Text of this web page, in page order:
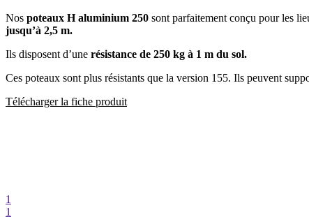
Nos poteaux H aluminium 250 sont parfaitement conçu pour les
jusqu’à 2,5 m.
Ils disposent d’une résistance de 250 kg à 1 m du sol.
Ces poteaux sont plus résistants que la version 155. Ils peuvent
Télécharger la fiche produit
1
1